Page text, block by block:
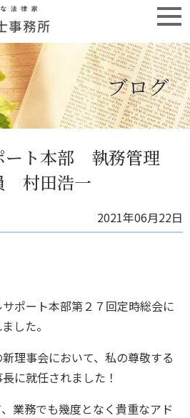
ブログ
ート本部 執務管理
村田浩一
2021年06月22日
ポート本部第２７回定時総会に
した。
理事会において、私の尊敬する
に就任されました！
業務でも幾度となく貴重なアド